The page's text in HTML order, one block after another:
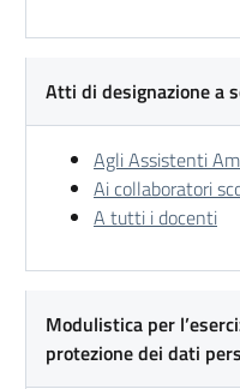
Atti di designazione a
Agli Assistenti
Ai collaboratori
A tutti i docenti
Modulistica per
protezione dei dati